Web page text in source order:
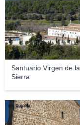
Santuario Virgen de la
Sierra
MA Rup Per